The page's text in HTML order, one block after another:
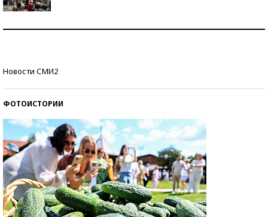
Новости СМИ2
ФОТОИСТОРИИ